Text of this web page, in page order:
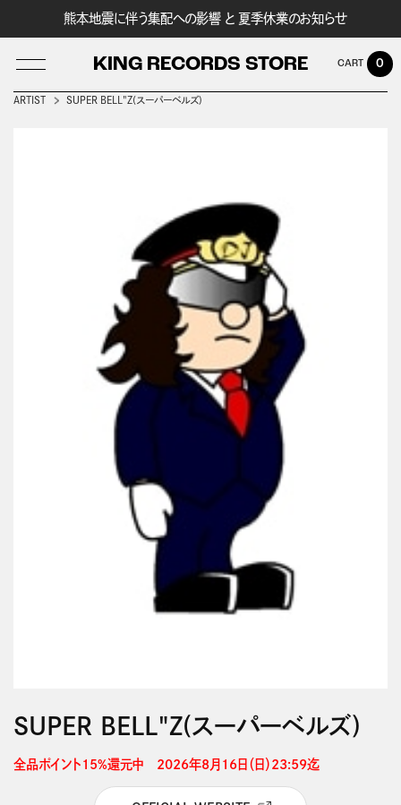
熊本地震に伴う集配への影響 と 夏季休業のお知らせ
KING RECORDS STORE 0
ARTIST SUPER BELL"Z(スーパーベルズ)
SUPER BELL"Z(スーパーベルズ)
全品ポイント15%還元中　2026年8月16日（日）23:59迄